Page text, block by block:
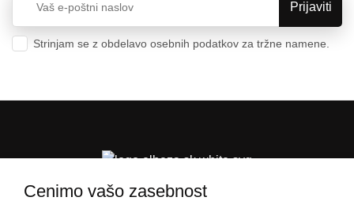
Strinjam se z obdelavo osebnih podatkov za tržne namene.
Cenimo vašo zasebnost